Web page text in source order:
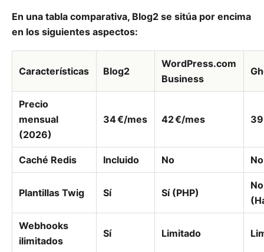
En una tabla comparativa, Blog2 se sitúa por encima
en los siguientes aspectos:
Características Blog2
WordPress.com
Business
Precio
mensual
(2026)
34 €/mes 42 €/mes
Caché Redis Incluido No No
Plantillas Twig Sí Sí (PHP)
No
Webhooks
ilimitados
Sí Limitado